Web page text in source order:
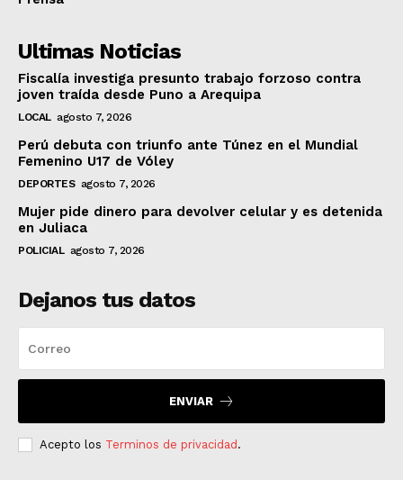
Ultimas Noticias
Fiscalía investiga presunto trabajo forzoso contra
joven traída desde Puno a Arequipa
LOCAL agosto 7, 2026
Perú debuta con triunfo ante Túnez en el Mundial
Femenino U17 de Vóley
DEPORTES agosto 7, 2026
Mujer pide dinero para devolver celular y es detenida
en Juliaca
POLICIAL agosto 7, 2026
Dejanos tus datos
ENVIAR
Acepto los Terminos de privacidad .